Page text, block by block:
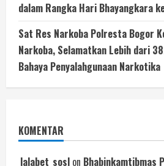
dalam Rangka Hari Bhayangkara
Sat Res Narkoba Polresta Bogor
Narkoba, Selamatkan Lebih dari
Bahaya Penyalahgunaan Narkotika
KOMENTAR
lalabet_sosl on Bhabinkamtibmas